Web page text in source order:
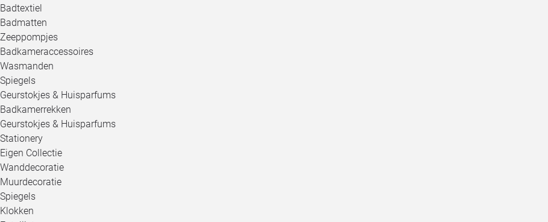
Badtextiel
Badmatten
Zeeppompjes
Badkameraccessoires
Wasmanden
Spiegels
Geurstokjes & Huisparfums
Badkamerrekken
Geurstokjes & Huisparfums
Stationery
Eigen Collectie
Wanddecoratie
Muurdecoratie
Spiegels
Klokken